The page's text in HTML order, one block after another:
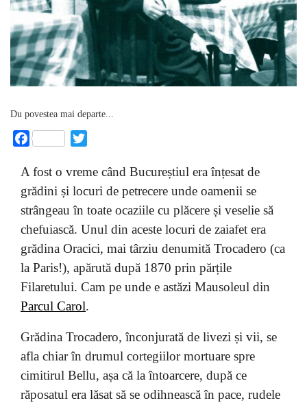
Du povestea mai departe...
Facebook
A fost o vreme când Bucureștiul era înțesat de
grădini și locuri de petrecere unde oamenii se
strângeau în toate ocaziile cu plăcere și veselie să
chefuiască. Unul din aceste locuri de zaiafet era
grădina Oracici, mai târziu denumită Trocadero (ca
la Paris!), apărută după 1870 prin părțile
Filaretului. Cam pe unde e astăzi Mausoleul din
Parcul Carol.
Grădina Trocadero, înconjurată de livezi și vii, se
afla chiar în drumul cortegiilor mortuare spre
cimitirul Bellu, așa că la întoarcere, după ce
răposatul era lăsat să se odihnească în pace, rudele